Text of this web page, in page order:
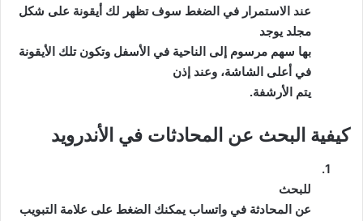
عند الاستمرار في الضغط سوف تظهر لك أيقونة على شكل
مجلد يوجد
بها سهم مرسوم إلى الناحية في الأسفل وتكون تلك الأيقونة
في أعلى الشاشة، وعند إذن
يتم الأرشفة.
كيفية البحث عن المحادثات في الأندرويد
1.
للبحث
عن المحادثة في واتساب يمكنك الضغط على علامة التبويب